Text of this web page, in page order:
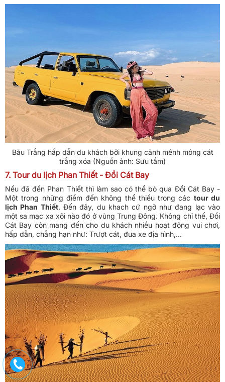
Bàu Trắng hấp dẫn du khách bởi khung cảnh mênh mông cát
trắng xóa (Nguồn ảnh: Sưu tầm)
7. Tour du lịch Phan Thiết - Đồi Cát Bay
Nếu đã đến Phan Thiết thì làm sao có thể bỏ qua Đồi Cát Bay -
Một trong những điểm đến không thể thiếu trong các tour du
lịch Phan Thiết. Đến đây, du khach cứ ngỡ như đang lạc vào
một sa mạc xa xôi nào đó ở vùng Trung Đông. Không chỉ thế, Đồi
Cát Bay còn mang đến cho du khách nhiều hoạt động vui chơi,
hấp dẫn, chẳng hạn như: Trượt cát, đua xe địa hình,...